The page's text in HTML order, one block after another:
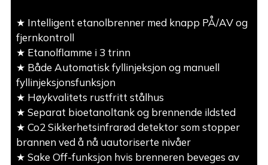
★ Intelligent etanolbrenner med knapp PÅ/AV og
fjernkontroll
★ Etanolflamme i 3 trinn
★ Både Automatisk fyllinjeksjon og manuell
fyllinjeksjonsfunksjon
★ Høykvalitets rustfritt stålhus
★ Separat bioetanoltank og brennende ildsted
★ Co2 Sikkerhetsinfrarød detektor som stopper
brannen ved å nå uautoriserte nivåer
★ Sake Off-funksjon hvis brenneren beveges av